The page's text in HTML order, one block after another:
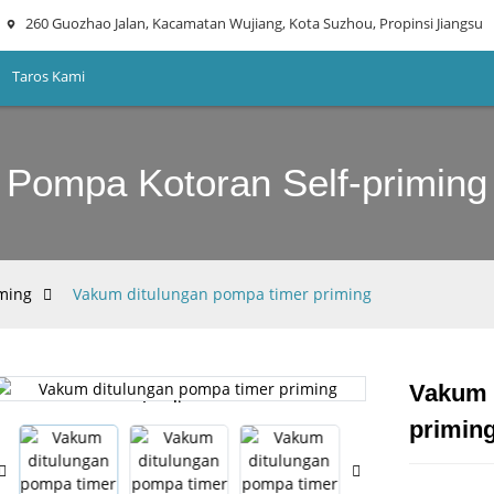
260 Guozhao Jalan, Kacamatan Wujiang, Kota Suzhou, Propinsi Jiangsu
Taros Kami
Pompa Kotoran Self-priming
Vakum ditulungan pompa timer priming
Loading...
Loading...